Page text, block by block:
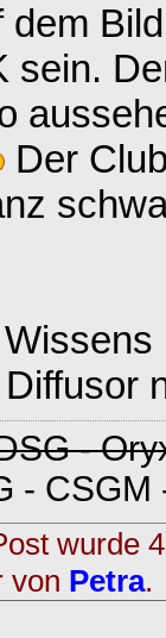
dem
sein.
Der
-
- CSGM
wurde
von Petra.